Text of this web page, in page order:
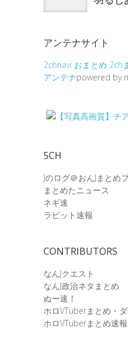
アンテナサイト
2chnavi おまとめ 2ch
アンテナpowered by
5CH
Jのログ＠おんJまとめ
まとめたニュース
ネギ速
ラビット速報
CONTRIBUTORS
なんJクエスト
なんJ政治ネタまとめ
ぬー速！
ホロVTuberまとめ・
ホロVTuberまとめ速報